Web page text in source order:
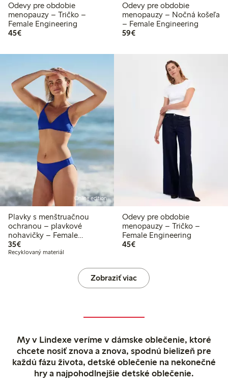
Odevy pre obdobie
menopauzy – Tričko –
Female Engineering
45€45,00 €
Odevy pre obdobie
menopauzy – Nočná košeľa
– Female Engineering
59€59,00 €
Online edition
Plavky s menštruačnou
ochranou – plavkové
nohavičky – Female
Engineering
35€35,00 €
Recyklovaný materiál
Odevy pre obdobie
menopauzy – Tričko –
Female Engineering
45€45,00 €
Zobraziť viac
My v Lindexe veríme v dámske oblečenie, ktoré
chcete nosiť znova a znova, spodnú bielizeň pre
každú fázu života, detské oblečenie na nekonečné
hry a najpohodlnejšie detské oblečenie.